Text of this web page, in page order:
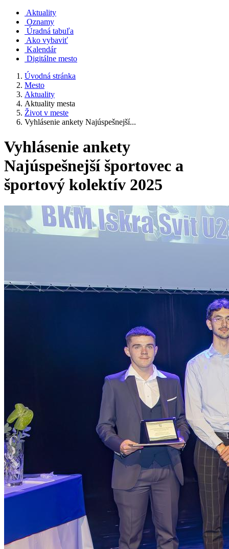
Aktuality
Oznamy
Úradná tabuľa
Ako vybaviť
Kalendár
Digitálne mesto
Úvodná stránka
Mesto
Aktuality
Aktuality mesta
Život v meste
Vyhlásenie ankety Najúspešnejší...
Vyhlásenie ankety
Najúspešnejší športovec a
športový kolektív 2025